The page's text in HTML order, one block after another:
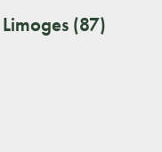
(87)